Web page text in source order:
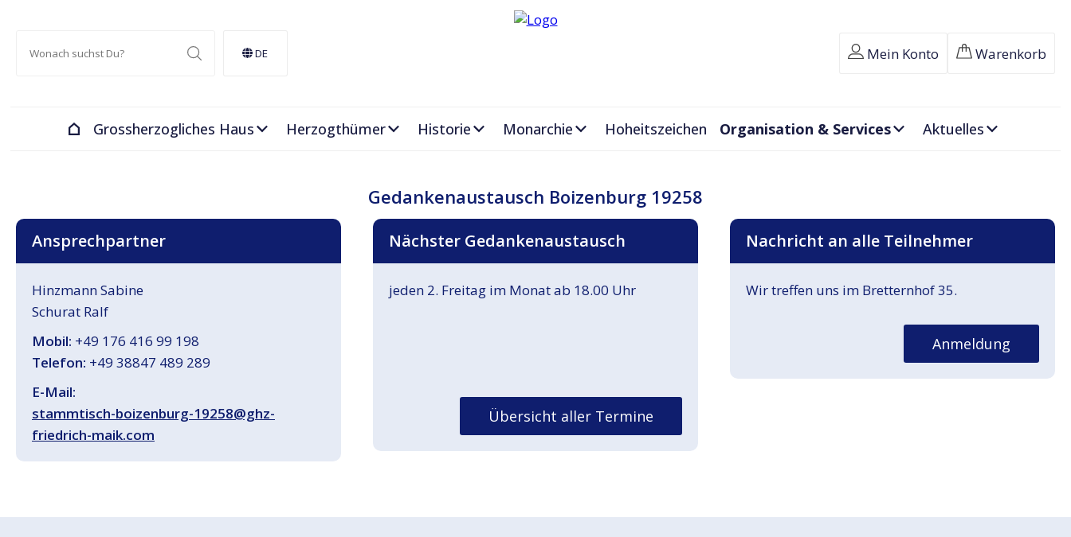
DE Mein Konto Warenkorb
Grossherzogliches Haus Herzogthümer Historie Monarchie Hoheitszeichen Organisation & Services Aktuelles
Gedankenaustausch Boizenburg 19258
Ansprechpartner
Hinzmann Sabine
Schurat Ralf
Mobil: +49 176 416 99 198
Telefon: +49 38847 489 289
E-Mail:
stammtisch-boizenburg-19258@ghz-
friedrich-maik.com
Nächster Gedankenaustausch
jeden 2. Freitag im Monat ab 18.00 Uhr
Übersicht aller Termine
Nachricht an alle Teilnehmer
Wir treffen uns im Bretternhof 35.
Anmeldung